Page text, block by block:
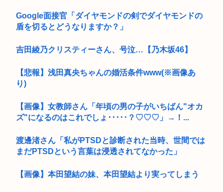
Google面接官「ダイヤモンドの剣でダイヤモンドの
盾を切るとどうなりますか？」
吉田綾乃クリスティーさん、号泣…【乃木坂46】
【悲報】浅田真央ちゃんの婚活条件www(※画像あ
り)
【画像】女教師さん「年頃の男の子がいちばん"オカ
ズ"になるのはこれでしょ･････？♡♡♡」→！...
渡邊渚さん「私がPTSDと診断された当時、世間では
まだPTSDという言葉は浸透されてなかった」
【画像】本田望結の妹、本田望結より実ってしまう